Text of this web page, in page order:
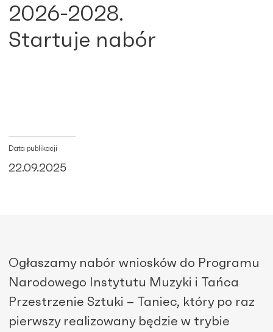
2026-2028.
Startuje nabór
Data publikacji
22.09.2025
Ogłaszamy nabór wniosków do Programu
Narodowego Instytutu Muzyki i Tańca
Przestrzenie Sztuki – Taniec, który po raz
pierwszy realizowany będzie w trybie